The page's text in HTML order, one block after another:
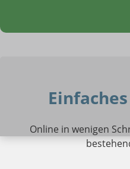
Online in wenigen